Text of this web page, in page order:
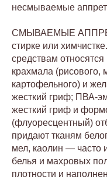
несмываемые
СМЫВАЕМЫЕ
стирке или
средствам
крахмала (рисового,
картофельного) и
жесткий гриф; ПВА-
жесткий гриф и
(флуоресцентный)
придают тканям
мел, каолин — часто
белья и махровых
плотности и